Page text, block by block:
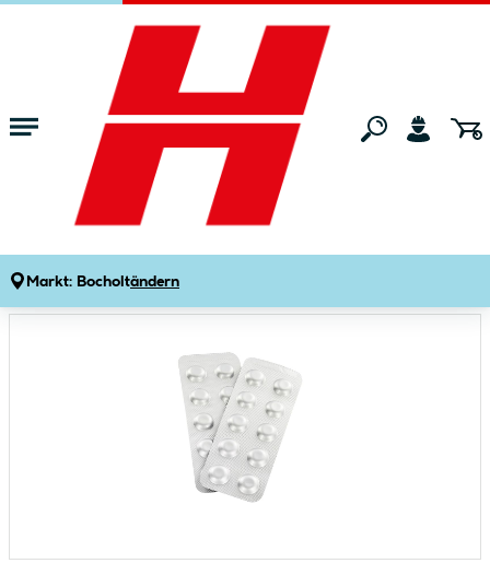
Zum Hauptinhalt springen
Markt: Bocholtändern
Gartenmarkt Pools & Zubehör
Ersatztabletten